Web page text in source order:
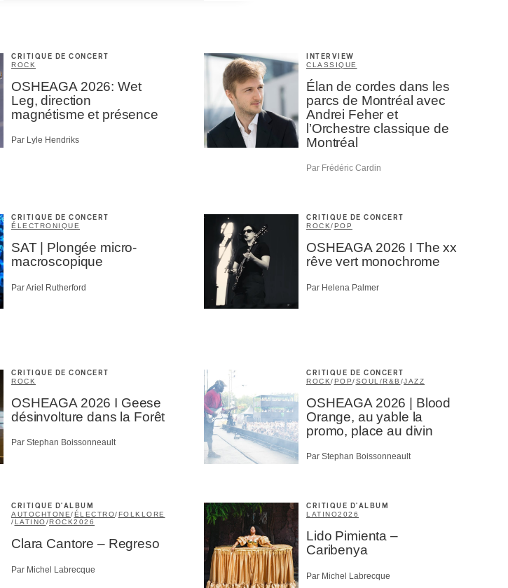
CRITIQUE DE CONCERT
ROCK
OSHEAGA 2026: Wet
Leg, direction
magnétisme et présence
Par Lyle Hendriks
INTERVIEW
CLASSIQUE
Élan de cordes dans les
parcs de Montréal avec
Andrei Feher et
l’Orchestre classique de
Montréal
Par Frédéric Cardin
CRITIQUE DE CONCERT
ÉLECTRONIQUE
SAT | Plongée micro-
macroscopique
Par Ariel Rutherford
CRITIQUE DE CONCERT
ROCK/POP
OSHEAGA 2026 I The xx
rêve vert monochrome
Par Helena Palmer
CRITIQUE DE CONCERT
ROCK
OSHEAGA 2026 I Geese
désinvolture dans la Forêt
Par Stephan Boissonneault
CRITIQUE DE CONCERT
ROCK/POP/SOUL/R&B /JAZZ
OSHEAGA 2026 | Blood
Orange, au yable la
promo, place au divin
Par Stephan Boissonneault
CRITIQUE D'ALBUM
AUTOCHTONE/ÉLECTRO/FOLKLORE
/LATINO/ROCK2026
Clara Cantore – Regreso
Par Michel Labrecque
CRITIQUE D'ALBUM
LATINO2026
Lido Pimienta –
Caribenya
Par Michel Labrecque